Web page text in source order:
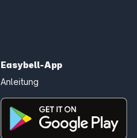
Easybell-App
Anleitung